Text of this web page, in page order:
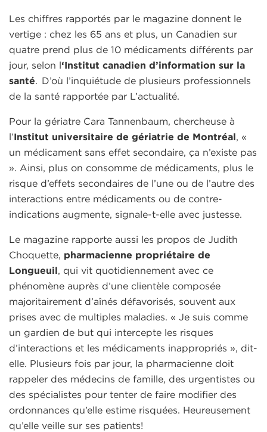
Les chiffres rapportés par le magazine donnent le
vertige : chez les 65 ans et plus, un Canadien sur
quatre prend plus de 10 médicaments différents par
jour, selon l‘Institut canadien d’information sur la
santé. D’où l’inquiétude de plusieurs professionnels
de la santé rapportée par L’actualité.
Pour la gériatre Cara Tannenbaum, chercheuse à
l’Institut universitaire de gériatrie de Montréal, «
un médicament sans effet secondaire, ça n’existe pas
». Ainsi, plus on consomme de médicaments, plus le
risque d’effets secondaires de l’une ou de l’autre des
interactions entre médicaments ou de contre-
indications augmente, signale-t-elle avec justesse.
Le magazine rapporte aussi les propos de Judith
Choquette, pharmacienne propriétaire de
Longueuil, qui vit quotidiennement avec ce
phénomène auprès d’une clientèle composée
majoritairement d’aînés défavorisés, souvent aux
prises avec de multiples maladies. « Je suis comme
un gardien de but qui intercepte les risques
d’interactions et les médicaments inappropriés », dit-
elle. Plusieurs fois par jour, la pharmacienne doit
rappeler des médecins de famille, des urgentistes ou
des spécialistes pour tenter de faire modifier des
ordonnances qu’elle estime risquées. Heureusement
qu’elle veille sur ses patients!